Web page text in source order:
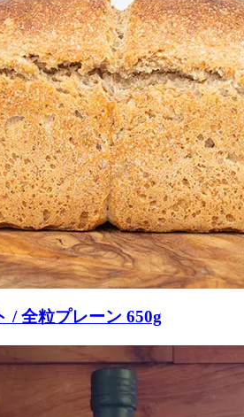
/ 全粒プレーン 650g